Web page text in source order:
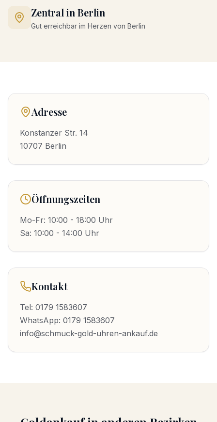
Zentral in Berlin
Gut erreichbar im Herzen von Berlin
Adresse
Konstanzer Str. 14
10707 Berlin
Öffnungszeiten
Mo-Fr: 10:00 - 18:00 Uhr
Sa: 10:00 - 14:00 Uhr
Kontakt
Tel: 0179 1583607
WhatsApp: 0179 1583607
info@schmuck-gold-uhren-ankauf.de